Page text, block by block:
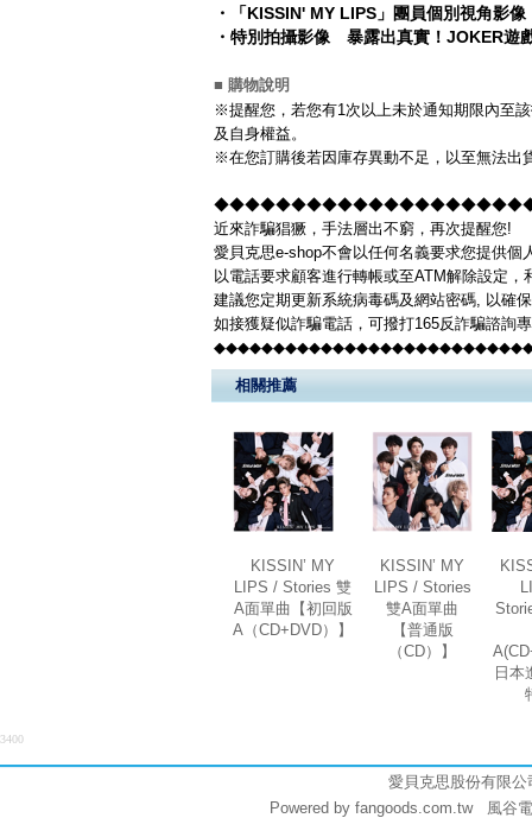
・「KISSIN' MY LIPS」團員個別視角影像
・特別拍攝影像 暴露出真實！JOKER遊
■ 購物說明
※提醒您，若您有1次以上未於通知期限內至
及自身權益。
※在您訂購後若因庫存異動不足，以至無法出
◆◆◆◆◆◆◆◆◆◆◆◆◆◆◆◆◆◆◆◆◆◆◆◆
近來詐騙猖獗，手法層出不窮，再次提醒您!
愛貝克思e-shop不會以任何名義要求您提供個
以電話要求顧客進行轉帳或至ATM解除設定
建議您定期更新系統病毒碼及網站密碼, 以確
如接獲疑似詐騙電話，可撥打165反詐騙諮詢
相關推薦
KISSIN’ MY
LIPS / Stories 雙
A面單曲【初回版
A（CD+DVD）】
KISSIN’ MY
LIPS / Stories
雙A面單曲
【普通版
（CD）】
日本
3400
愛貝克思股份有限
Powered by fangoods.com.tw 風谷電子